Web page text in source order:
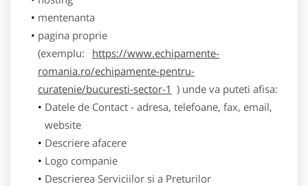
mentenanta
pagina proprie
(exemplu:
https://www.echipamente-
romania.ro/echipamente-pentru-
curatenie/bucuresti-sector-1 ) unde va puteti afisa:
Datele de Contact - adresa, telefoane, fax, email,
website
Descriere afacere
Logo companie
Descrierea Serviciilor si a Preturilor